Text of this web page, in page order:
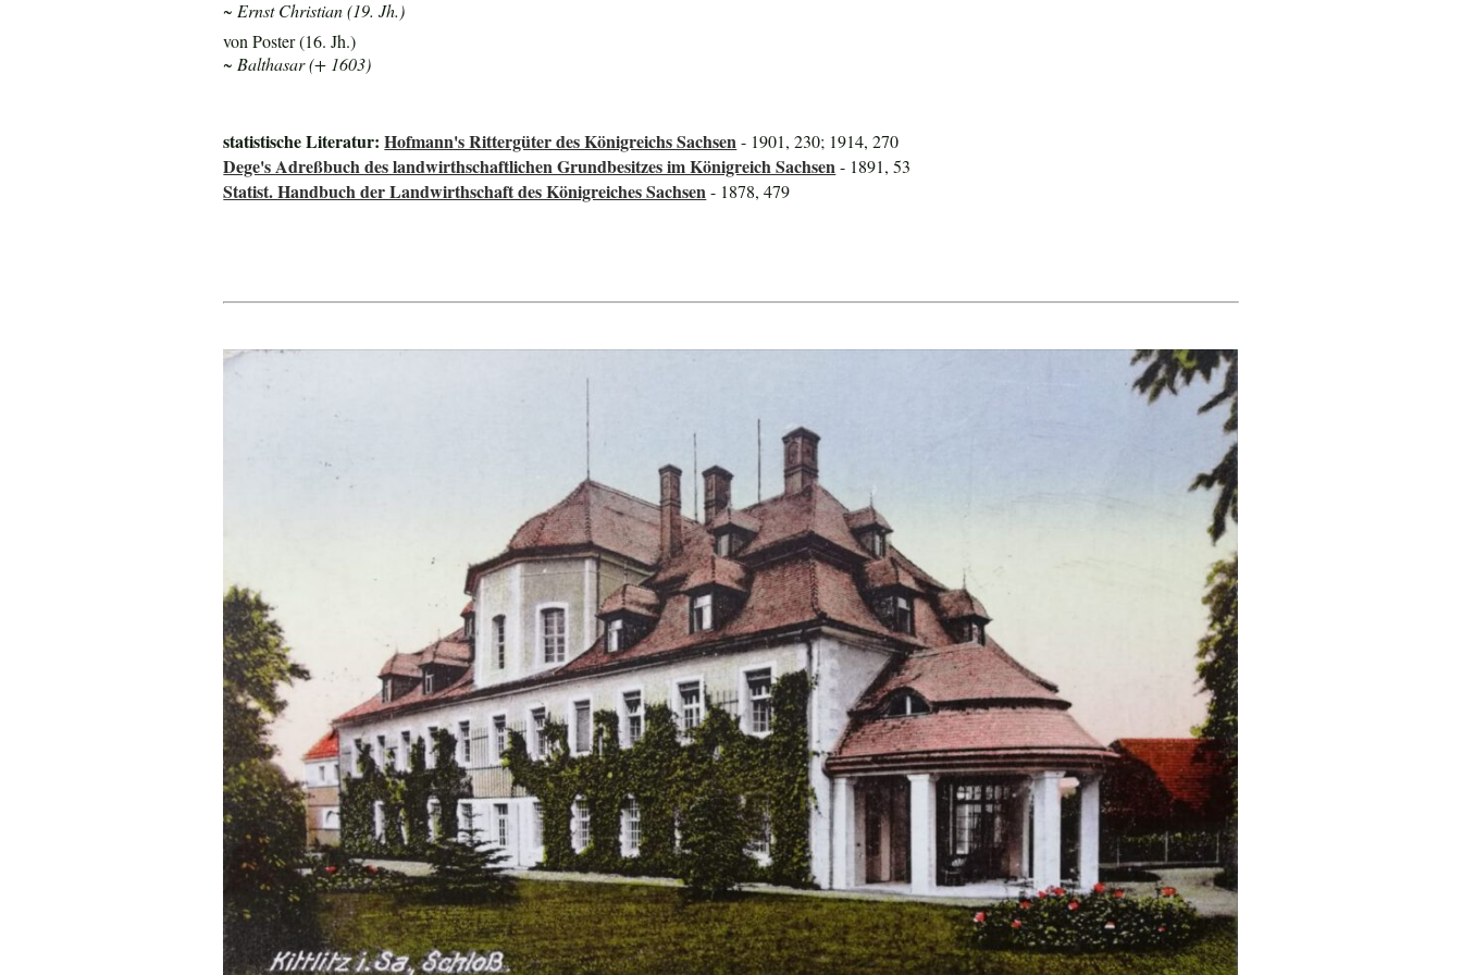
~ Ernst Christian (19. Jh.)
von Poster (16. Jh.)
~ Balthasar (+ 1603)
statistische Literatur:Hofmann's Rittergüter des Königreichs Sachsen - 1901, 230; 1914, 270
Dege's Adreßbuch des landwirthschaftlichen Grundbesitzes im Königreich Sachsen - 1891, 53
Statist. Handbuch der Landwirthschaft des Königreiches Sachsen - 1878, 479